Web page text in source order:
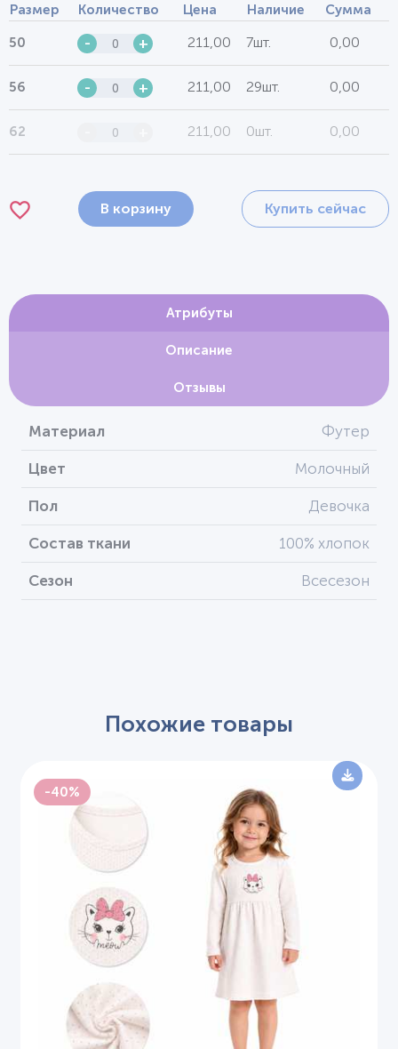
Размер Количество Цена Наличие Сумма
50 - + 211,00 7шт. 0,00
56 - + 211,00 29шт. 0,00
62 211,00 0шт. 0,00
В корзину Купить сейчас
Атрибуты
Описание
Отзывы
Материал Футер
Цвет Молочный
Пол Девочка
Состав ткани 100% хлопок
Сезон Всесезон
Похожие товары
-40%